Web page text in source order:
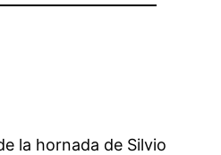
la hornada de Silvio